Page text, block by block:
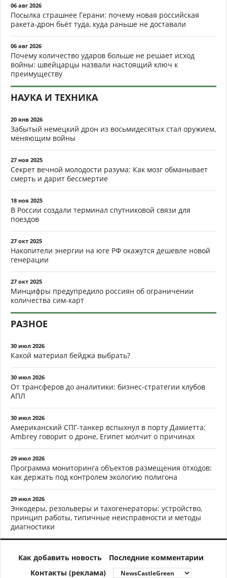
06 авг 2026
Посылка страшнее Герани: почему новая российская
ракета-дрон бьёт туда, куда раньше не доставали
06 авг 2026
Почему количество ударов больше не решает исход
войны: швейцарцы назвали настоящий ключ к
преимуществу
НАУКА И ТЕХНИКА
20 янв 2026
Забытый немецкий дрон из восьмидесятых стал оружием,
меняющим войны
27 ноя 2025
Секрет вечной молодости разума: Как мозг обманывает
смерть и дарит бессмертие
18 ноя 2025
В России создали терминал спутниковой связи для
поездов
27 окт 2025
Накопители энергии на юге РФ окажутся дешевле новой
генерации
27 окт 2025
Минцифры предупредило россиян об ограничении
количества сим-карт
РАЗНОЕ
30 июл 2026
Какой материал бейджа выбрать?
30 июл 2026
От трансферов до аналитики: бизнес-стратегии клубов
АПЛ
30 июл 2026
Американский СПГ-танкер вспыхнул в порту Дамиетта:
Ambrey говорит о дроне, Египет молчит о причинах
29 июл 2026
Программа мониторинга объектов размещения отходов:
как держать под контролем экологию полигона
29 июл 2026
Энкодеры, резольверы и тахогенераторы: устройство,
принцип работы, типичные неисправности и методы
диагностики
Как добавить новость
Последние комментарии
Контакты (реклама)